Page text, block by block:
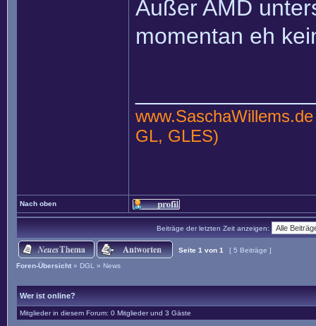
Außer AMD
momentan eh
www.SaschaWillems.de
GL, GLES)
Nach oben
Beiträge der letzten Zeit anzeigen:
Seite 1 von 1
[ 5 Beiträge ]
Foren-Übersicht » DGL » News
Wer ist online?
Mitglieder in diesem Forum: 0 Mitglieder und 3 Gäste